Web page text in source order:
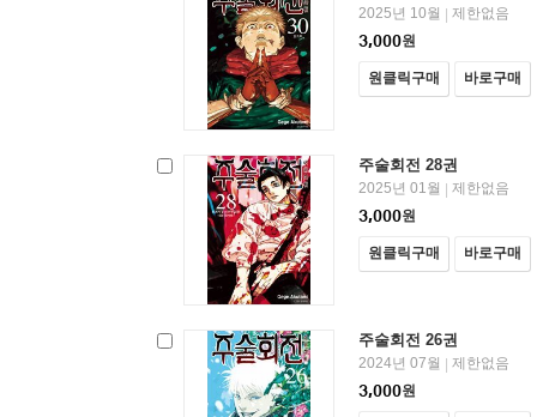
2025년 10월 | 제한없음
3,000원
원클릭구매 바로구매
주술회전 28권
2025년 01월 | 제한없음
3,000원
원클릭구매 바로구매
주술회전 26권
2024년 07월 | 제한없음
3,000원